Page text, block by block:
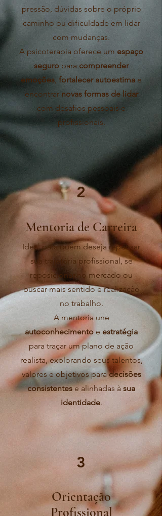
pressão, dúvidas sobre o próprio
caminho ou dificuldade em lidar
com mudanças.
A psicoterapia oferece um espaço
seguro para compreender
emoções, fortalecer autoestima e
encontrarnovas formas de lidar
com desafios pessoais e
profissionais.
2
Mentoria de Carreira
Ideal para quem deseja repensar
sua trajetória profissional, se
reposicionar no mercado ou
buscar mais sentido e realização
no trabalho.
A mentoria une
autoconhecimentoe estratégia
para traçar um plano de ação
realista, explorando seus talentos,
valores e objetivos paradecisões
consistentese alinhadas à sua
identidade.
3
Orientação
Profissional